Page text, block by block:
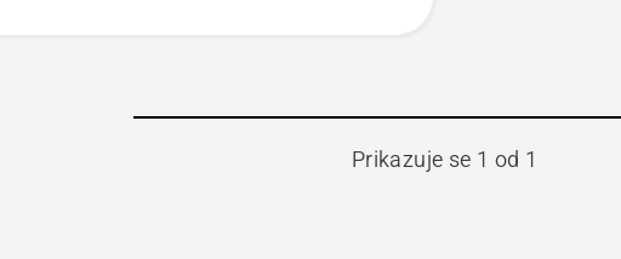
Prikazuje se 1 od 1